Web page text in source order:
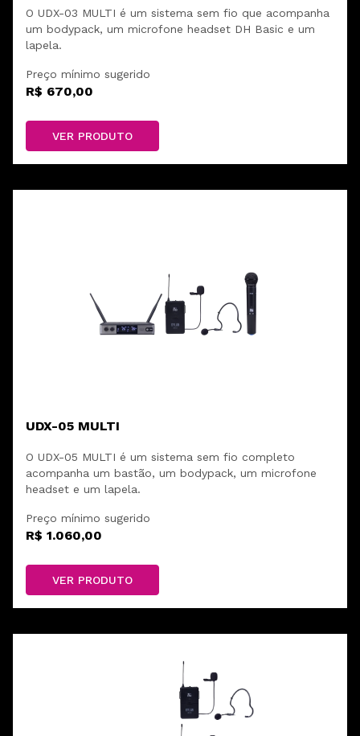
O UDX-03 MULTI é um sistema sem fio que acompanha
um bodypack, um microfone headset DH Basic e um
lapela.
Preço mínimo sugerido
R$ 670,00
VER PRODUTO
UDX-05 MULTI
O UDX-05 MULTI é um sistema sem fio completo
acompanha um bastão, um bodypack, um microfone
headset e um lapela.
Preço mínimo sugerido
R$ 1.060,00
VER PRODUTO